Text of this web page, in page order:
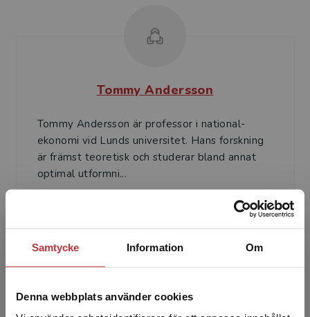
Samtycke Information Om
Denna webbplats använder cookies
Tommy Andersson
Tommy Andersson är professor i national­
ekonomi vid Lunds universitet. Hans forskning
är främst teoretisk och studerar bland annat
optimal utformni...
Martin Berlin